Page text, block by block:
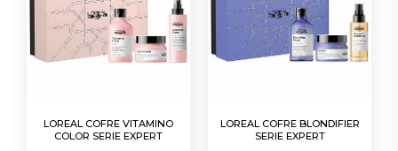
LOREAL COFRE VITAMINO
COLOR SERIE EXPERT
LOREAL COFRE BLONDIFIER
SERIE EXPERT